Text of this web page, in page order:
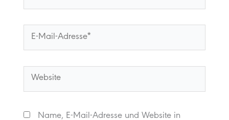
Mail-
Adresse*
Name, E-Mail-Adresse und Website in